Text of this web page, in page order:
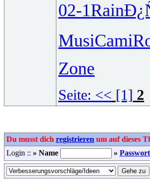
02-1Rain
MusiCami
Zone
Seite: << [1] 2
Du musst dich registrieren um auf dieses
Login :: » Name » Passwort